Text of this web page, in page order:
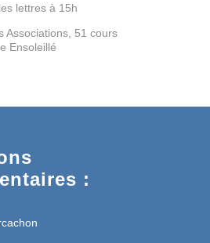
lettres à 15h
Associations, 51 cours
Ensoleillé
: